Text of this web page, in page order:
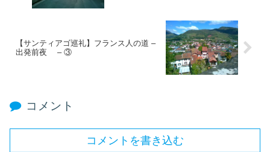
【サンティアゴ巡礼】フランス人の道 –
出発前夜 – ③
コメント
コメントを書き込む